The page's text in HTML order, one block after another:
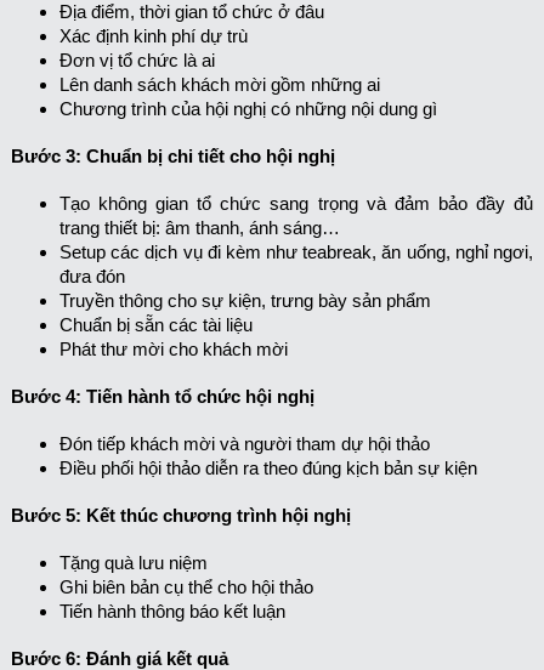
Địa điểm, thời gian tổ chức ở đâu
Xác định kinh phí dự trù
Đơn vị tổ chức là ai
Lên danh sách khách mời gồm những ai
Chương trình của hội nghị có những nội dung gì
Bước 3: Chuẩn bị chi tiết cho hội nghị
Tạo không gian tổ chức sang trọng và đảm bảo đầy đủ
trang thiết bị: âm thanh, ánh sáng…
Setup các dịch vụ đi kèm như teabreak, ăn uống, nghỉ ngơi,
đưa đón
Truyền thông cho sự kiện, trưng bày sản phẩm
Chuẩn bị sẵn các tài liệu
Phát thư mời cho khách mời
Bước 4: Tiến hành tổ chức hội nghị
Đón tiếp khách mời và người tham dự hội thảo
Điều phối hội thảo diễn ra theo đúng kịch bản sự kiện
Bước 5: Kết thúc chương trình hội nghị
Tặng quà lưu niệm
Ghi biên bản cụ thể cho hội thảo
Tiến hành thông báo kết luận
Bước 6: Đánh giá kết quả